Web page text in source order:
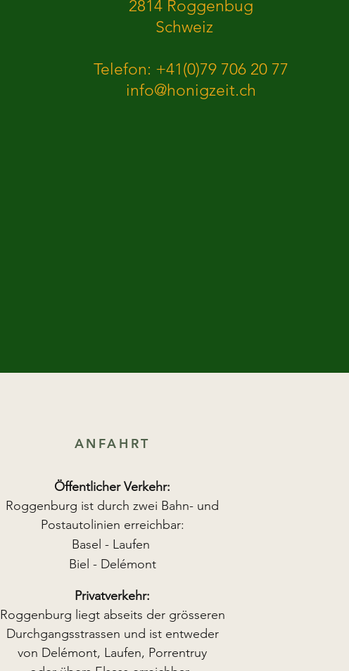
2814 Roggenbug
Schweiz
Telefon: +41(0)79 706 20 77
info@honigzeit.ch
ANFAHRT
Öffentlicher Verkehr:
Roggenburg ist durch zwei Bahn- und
Postautolinien erreichbar:
Basel - Laufen
Biel - Delémont
Privatverkehr:
Roggenburg liegt abseits der grösseren
Durchgangsstrassen und ist entweder
von Delémont, Laufen, Porrentruy